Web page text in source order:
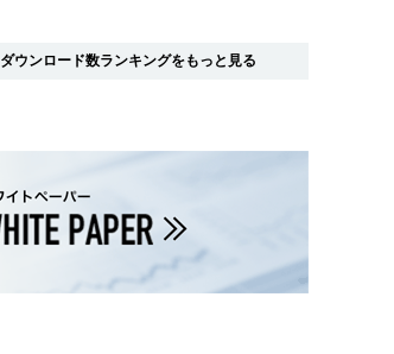
ダウンロード数ランキングをもっと見る